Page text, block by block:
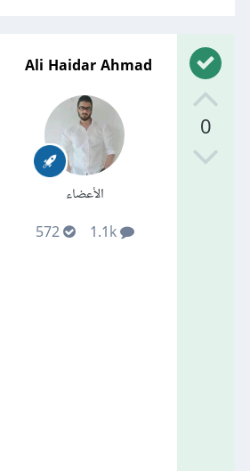
0
Ali Haidar Ahmad
الأعضاء
1.1k
572